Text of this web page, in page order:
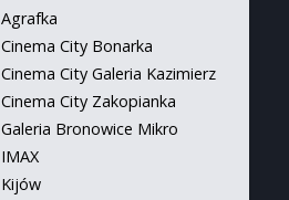
Agrafka
Cinema City Bonarka
Cinema City Galeria Kazimierz
Cinema City Zakopianka
Galeria Bronowice Mikro
IMAX
Kijów